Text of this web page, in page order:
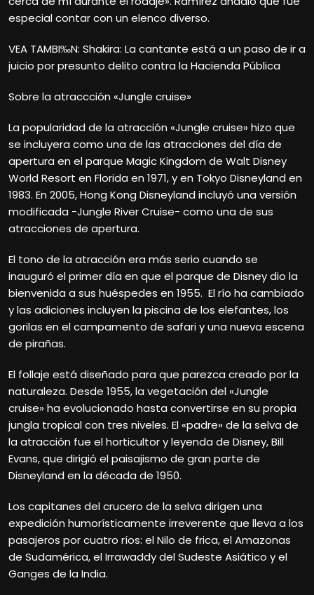
especial contar con un elenco diverso.
VEA TAMBI‰N: Shakira: La cantante está a un paso de ir a
juicio por presunto delito contra la Hacienda Pública
Sobre la atraccción «Jungle cruise»
La popularidad de la atracción «Jungle cruise» hizo que
se incluyera como una de las atracciones del día de
apertura en el parque Magic Kingdom de Walt Disney
World Resort en Florida en 1971, y en Tokyo Disneyland en
1983. En 2005, Hong Kong Disneyland incluyó una versión
modificada -Jungle River Cruise- como una de sus
atracciones de apertura.
El tono de la atracción era más serio cuando se
inauguró el primer día en que el parque de Disney dio la
bienvenida a sus huéspedes en 1955. El río ha cambiado
y las adiciones incluyen la piscina de los elefantes, los
gorilas en el campamento de safari y una nueva escena
de pirañas.
El follaje está diseñado para que parezca creado por la
naturaleza. Desde 1955, la vegetación del «Jungle
cruise» ha evolucionado hasta convertirse en su propia
jungla tropical con tres niveles. El «padre» de la selva de
la atracción fue el horticultor y leyenda de Disney, Bill
Evans, que dirigió el paisajismo de gran parte de
Disneyland en la década de 1950.
Los capitanes del crucero de la selva dirigen una
expedición humorísticamente irreverente que lleva a los
pasajeros por cuatro ríos: el Nilo de frica, el Amazonas
de Sudamérica, el Irrawaddy del Sudeste Asiático y el
Ganges de la India.